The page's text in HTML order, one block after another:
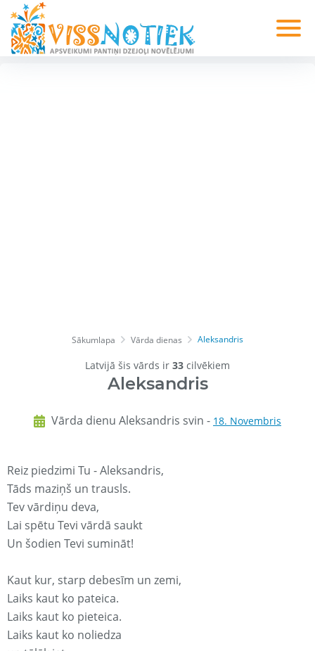
Sākumlapa Vārda dienas Aleksandris
Latvijā šis vārds ir 33 cilvēkiem
Aleksandris
Vārda dienu Aleksandris svin - 18. Novembris
Reiz piedzimi Tu - Aleksandris,
Tāds maziņš un trausls.
Tev vārdiņu deva,
Lai spētu Tevi vārdā saukt
Un šodien Tevi sumināt!
Kaut kur, starp debesīm un zemi,
Laiks kaut ko pateica.
Laiks kaut ko pieteica.
Laiks kaut ko noliedza